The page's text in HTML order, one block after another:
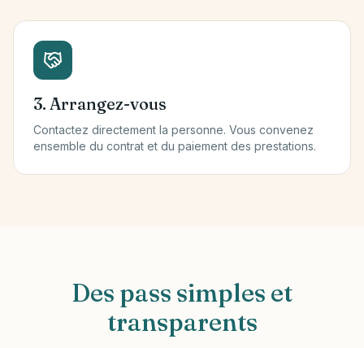
3. Arrangez-vous
Contactez directement la personne. Vous convenez
ensemble du contrat et du paiement des prestations.
Des pass simples et
transparents